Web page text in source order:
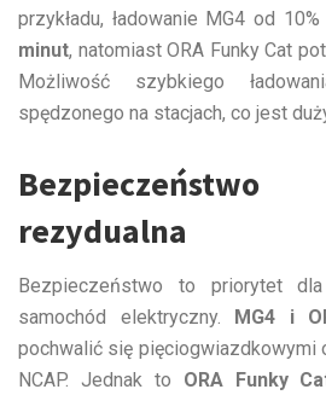
przykładu, ładowanie MG4 od
minut, natomiast ORA Funky Cat
Możliwość szybkiego
spędzonego na stacjach, co jest
rezydualna
Bezpieczeństwo to priorytet
samochód elektryczny. MG4 i
pochwalić się pięciogwiazdkowymi
NCAP. Jednak to ORA Funky